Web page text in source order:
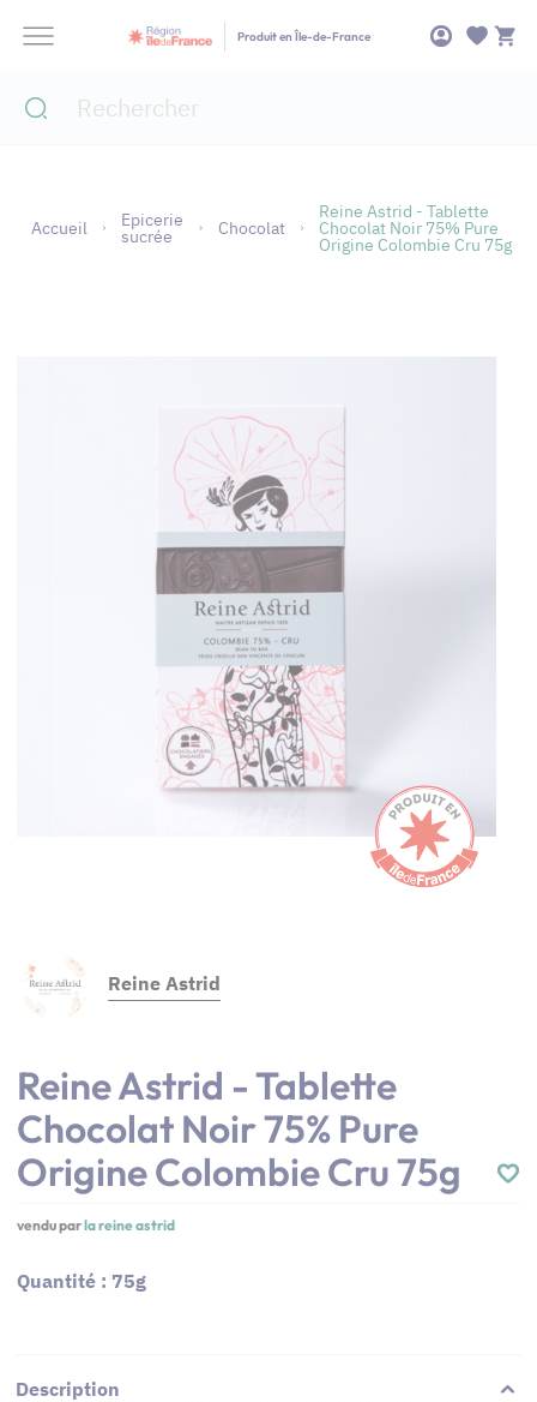
Produit en Île-de-France
Accueil Epicerie
sucrée Chocolat
Reine Astrid - Tablette
Chocolat Noir 75% Pure
Origine Colombie Cru 75g
Reine Astrid
Reine Astrid - Tablette
Chocolat Noir 75% Pure
Origine Colombie Cru 75g
vendu parla reine astrid
Quantité : 75g
Description